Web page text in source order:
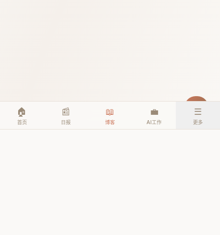
🏠
首页
📰
日报
📖
博客
💼
AI工作
☰
更多